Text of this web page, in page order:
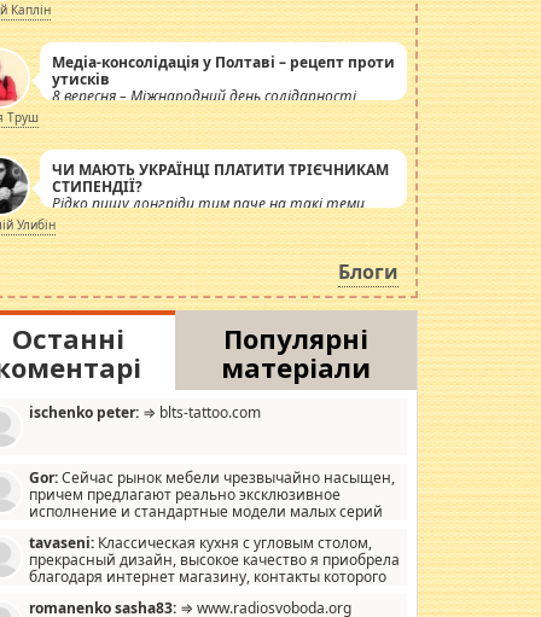
Каплін
Медіа-консолідація у Полтаві – рецепт проти
утисків
8 вересня – Міжнародний день солідарності
журналістів.
Труш
ЧИ МАЮТЬ УКРАЇНЦІ ПЛАТИТИ ТРІЄЧНИКАМ
СТИПЕНДІЇ?
Рідко пишу лонгріди тим паче на такі теми,
але вже просто дістало! Обурюють сьогоднішні
інсенуації навколо стипендіального питання.
Штучно роздувається ще одна соціальна
катастрофа.
Улибін
Блоги
Останні
Популярні
матеріали
ischenko peter: ⇒ blts-tattoo.com
Gor:Сейчас рынок мебели чрезвычайно насыщен,
причем предлагают реально эксклюзивное
исполнение и стандартные модели малых серий
мало походит на стандартные формы, в MebelOk,
и что главное - со вкусом все в порядке,
ненужных наворотов удорожающих мебель, а это не
tavaseni: Классическая кухня с угловым столом,
прекрасный дизайн, высокое качество я приобрела
благодаря интернет магазину, контакты которого
romanenko sasha83: ⇒ www.radiosvoboda.org